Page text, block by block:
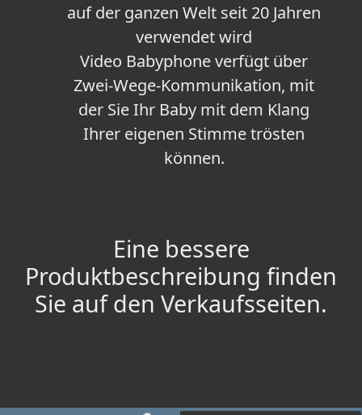
auf der ganzen Welt seit 20 Jahren
verwendet wird
Video Babyphone verfügt über
Zwei-Wege-Kommunikation, mit
der Sie Ihr Baby mit dem Klang
Ihrer eigenen Stimme trösten
können.
Eine bessere
Produktbeschreibung finden
Sie auf den Verkaufsseiten.